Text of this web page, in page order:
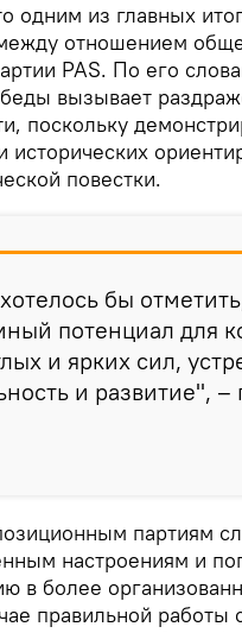
одним из главных
отношением
PAS. По его
вызывает
поскольку
исторических
повестки.
бы
потенциал для
и ярких сил,
и развитие", –
партиям
настроениям и
в более
правильной работы